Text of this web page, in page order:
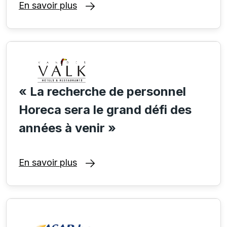
En savoir plus
« La recherche de personnel
Horeca sera le grand défi des
années à venir »
En savoir plus